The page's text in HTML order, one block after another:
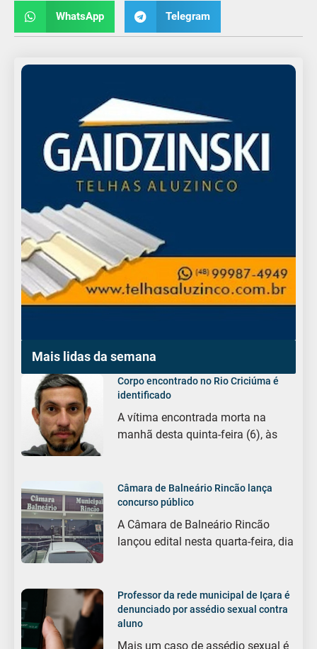
WhatsApp Telegram
Mais lidas da semana
Corpo encontrado no Rio Criciúma é
identificado
A vítima encontrada morta na
manhã desta quinta-feira (6), às
Câmara de Balneário Rincão lança
concurso público
A Câmara de Balneário Rincão
lançou edital nesta quarta-feira, dia
Professor da rede municipal de Içara é
denunciado por assédio sexual contra
aluno
Mais um caso de assédio sexual é